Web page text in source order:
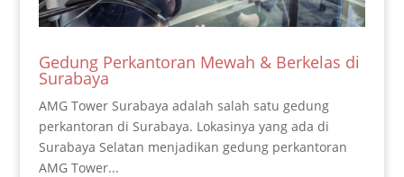
Gedung Perkantoran Mewah & Berkelas di
Surabaya
AMG Tower Surabaya adalah salah satu gedung
perkantoran di Surabaya. Lokasinya yang ada di
Surabaya Selatan menjadikan gedung perkantoran
AMG Tower...